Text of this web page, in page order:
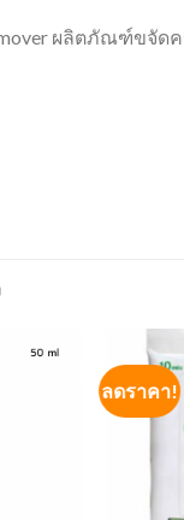
ผลิตภัณฑ์ขจัด
ลดราคา!